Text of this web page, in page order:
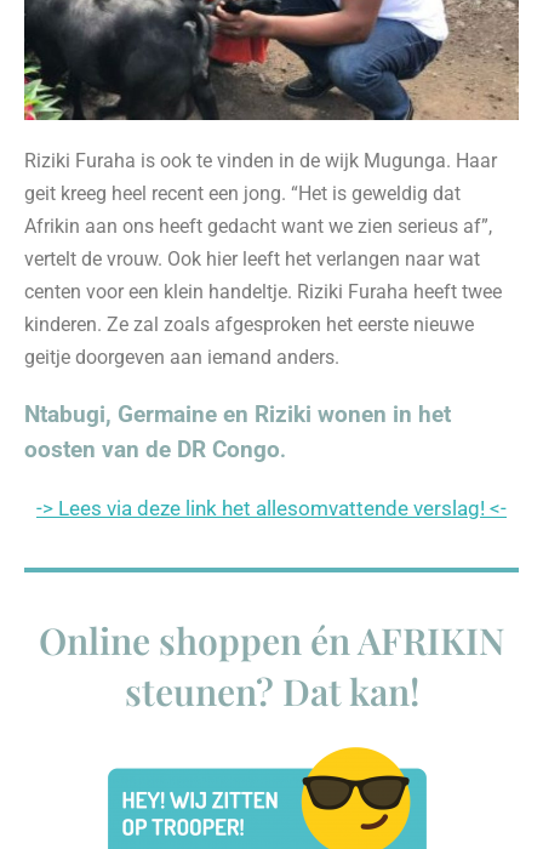
Riziki Furaha is ook te vinden in de wijk Mugunga. Haar
geit kreeg heel recent een jong. “Het is geweldig dat
Afrikin aan ons heeft gedacht want we zien serieus af”,
vertelt de vrouw. Ook hier leeft het verlangen naar wat
centen voor een klein handeltje. Riziki Furaha heeft twee
kinderen. Ze zal zoals afgesproken het eerste nieuwe
geitje doorgeven aan iemand anders.
Ntabugi, Germaine en Riziki wonen in het
oosten van de DR Congo.
-> Lees via deze link het allesomvattende verslag! <-
Online shoppen én AFRIKIN
steunen? Dat kan!